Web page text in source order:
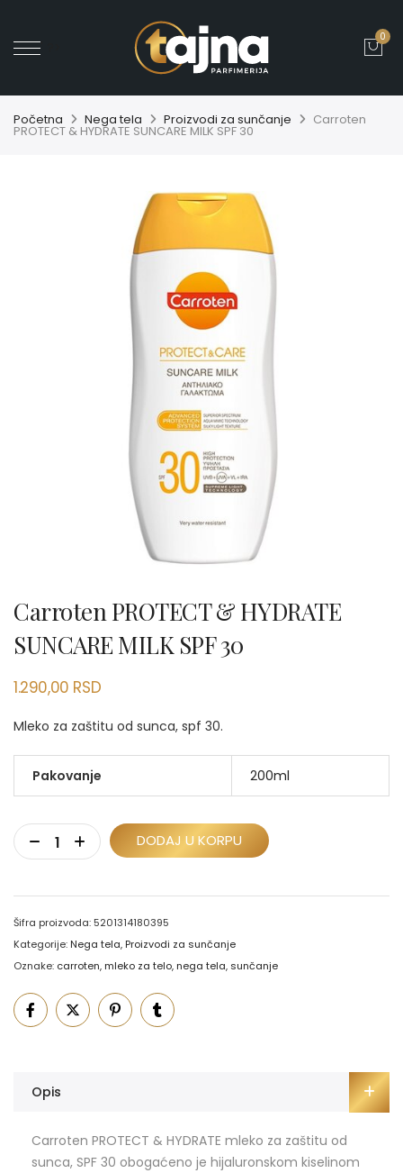
0
Početna Nega tela Proizvodi za sunčanje Carroten
PROTECT & HYDRATE SUNCARE MILK SPF 30
Carroten PROTECT & HYDRATE
SUNCARE MILK SPF 30
1.290,00 RSD
Mleko za zaštitu od sunca, spf 30.
Pakovanje 200ml
DODAJ U KORPU
Šifra proizvoda: 5201314180395
Kategorije: Nega tela, Proizvodi za sunčanje
Oznake: carroten, mleko za telo, nega tela, sunčanje
Opis
Carroten PROTECT & HYDRATE mleko za zaštitu od
sunca, SPF 30 obogaćeno je hijaluronskom kiselinom